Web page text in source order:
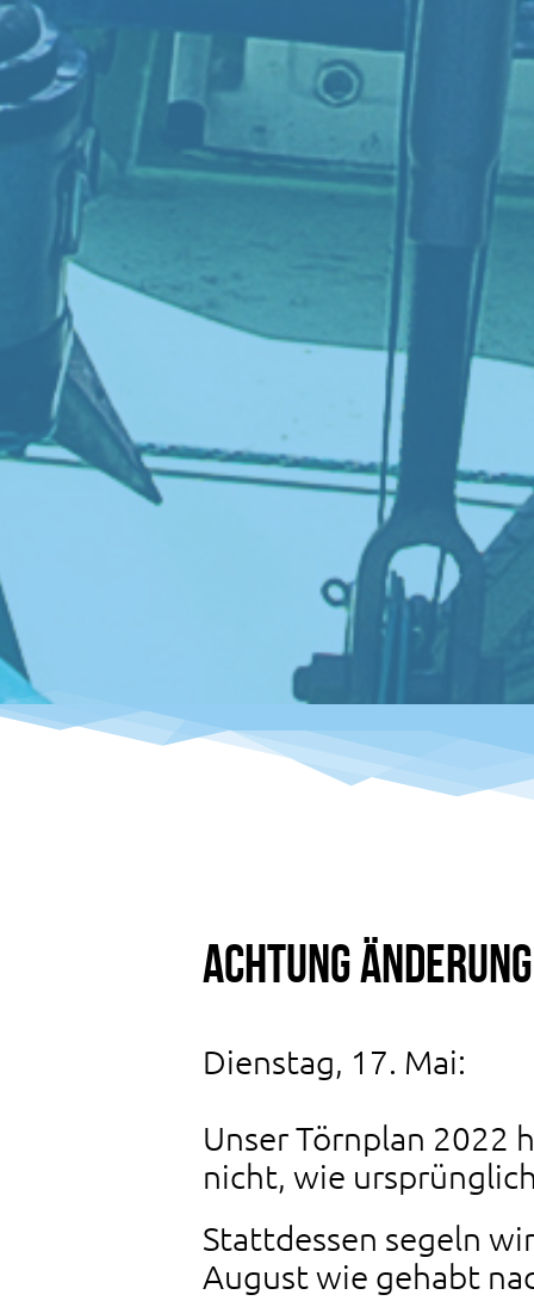
Achtung
Dienstag, 17. Mai:
Unser Törnplan 2022
nicht, wie
Stattdessen segeln
August wie gehabt